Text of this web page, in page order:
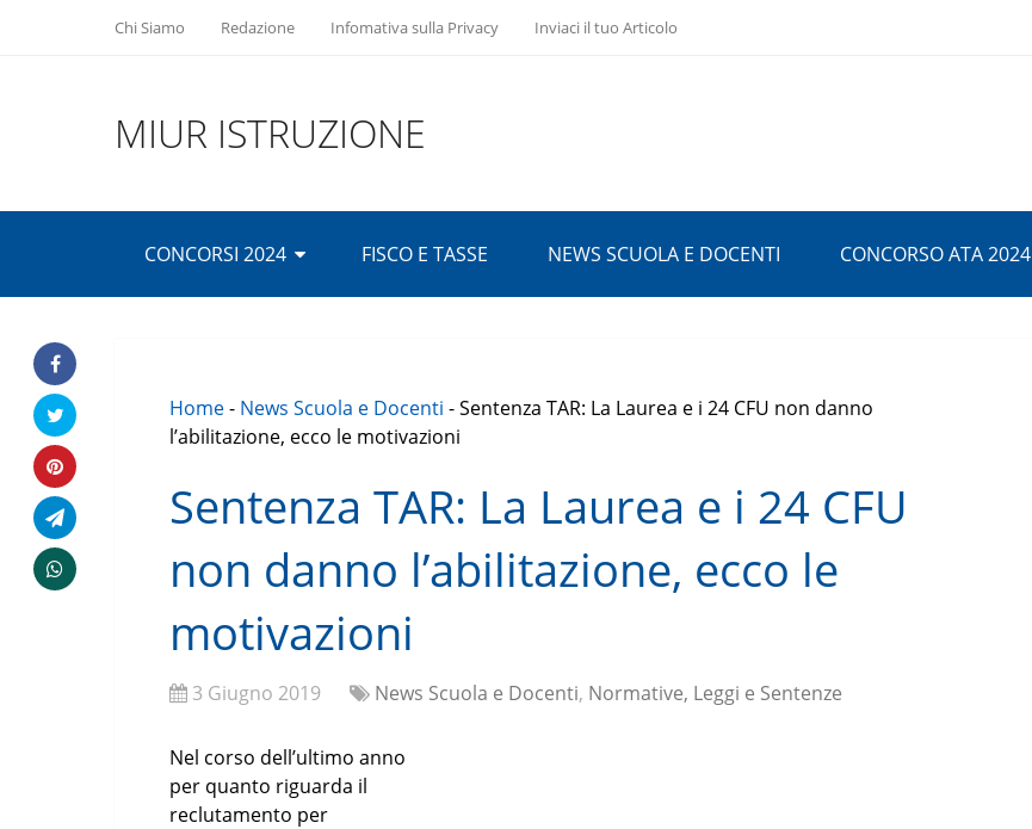
Chi Siamo Redazione Infomativa sulla Privacy Inviaci il tuo Articolo
MIUR ISTRUZIONE
CONCORSI 2024 FISCO E TASSE NEWS SCUOLA E DOCENTI CONCORSO ATA 2024
Home- News Scuola e Docenti -Sentenza TAR: La Laurea e i 24 CFU non danno
l’abilitazione, ecco le motivazioni
Sentenza TAR: La Laurea e i 24 CFU
non danno l’abilitazione, ecco le
motivazioni
3 Giugno 2019 News Scuola e Docenti, Normative, Leggi e Sentenze
Nel corso dell’ultimo anno
per quanto riguarda il
reclutamento per